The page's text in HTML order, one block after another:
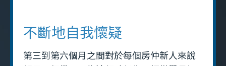
不斷地自我懷疑
第三到第六個月之間對於每個房仲新人來說